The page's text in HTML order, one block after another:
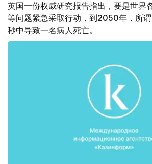
英国一份权威研究报告指出，要是世界
等问题紧急采取行动，到2050年，所
秒中导致一名病人死亡。